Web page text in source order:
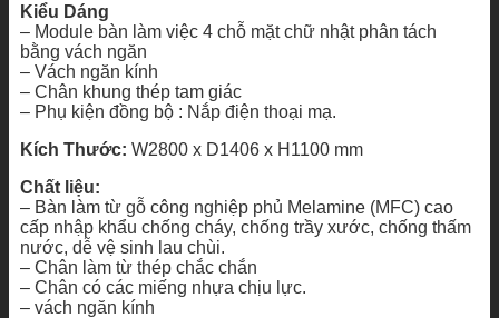
Kiểu Dáng
– Module bàn làm việc 4 chỗ mặt chữ nhật phân tách
bằng vách ngăn
– Vách ngăn kính
– Chân khung thép tam giác
– Phụ kiện đồng bộ : Nắp điện thoại mạ.
Kích Thước: W2800 x D1406 x H1100 mm
Chất liệu:
– Bàn làm từ gỗ công nghiệp phủ Melamine (MFC) cao
cấp nhập khẩu chống cháy, chống trầy xước, chống thấm
nước, dễ vệ sinh lau chùi.
– Chân làm từ thép chắc chắn
– Chân có các miếng nhựa chịu lực.
– vách ngăn kính